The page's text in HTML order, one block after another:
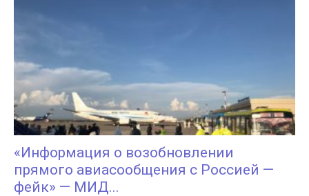
«Информация о возобновлении
прямого авиасообщения с Россией —
фейк» — МИД...